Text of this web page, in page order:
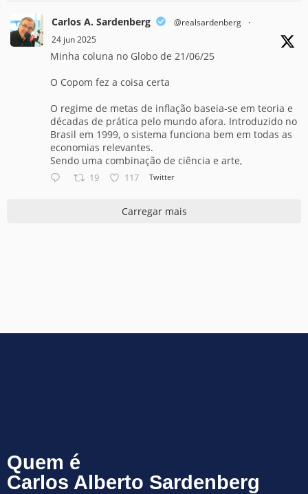
Carlos A. Sardenberg @realsardenberg
·
24 jun 2025
Minha coluna no Globo de 21/06/25
O Copom fez a coisa certa
O regime de metas de inflação baseia-se em teoria e
décadas de prática pelo mundo afora. Introduzido no
Brasil em 1999, o sistema funciona bem em todas as
economias relevantes.
Sendo uma combinação de ciência e arte,
19 117 Twitter
Carregar mais
Quem é
Carlos Alberto Sardenberg